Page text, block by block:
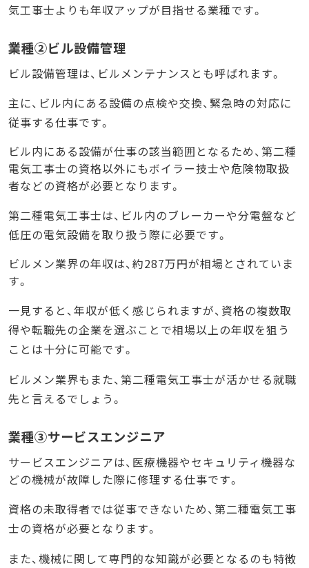
気工事士よりも年収アップが目指せる業種です。
業種②ビル設備管理
ビル設備管理は、ビルメンテナンスとも呼ばれます。
主に、ビル内にある設備の点検や交換、緊急時の対応に
従事する仕事です。
ビル内にある設備が仕事の該当範囲となるため、第二種
電気工事士の資格以外にもボイラー技士や危険物取扱
者などの資格が必要となります。
第二種電気工事士は、ビル内のブレーカーや分電盤など
低圧の電気設備を取り扱う際に必要です。
ビルメン業界の年収は、約287万円が相場とされていま
す。
一見すると、年収が低く感じられますが、資格の複数取
得や転職先の企業を選ぶことで相場以上の年収を狙う
ことは十分に可能です。
ビルメン業界もまた、第二種電気工事士が活かせる就職
先と言えるでしょう。
業種③サービスエンジニア
サービスエンジニアは、医療機器やセキュリティ機器な
どの機械が故障した際に修理する仕事です。
資格の未取得者では従事できないため、第二種電気工事
士の資格が必要となります。
また、機械に関して専門的な知識が必要となるのも特徴